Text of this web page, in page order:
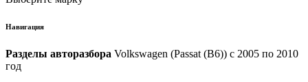
Навигация
Разделы авторазбора Volkswagen (Passat (B6)) с 2005 по 2010
год